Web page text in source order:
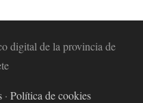
digital de la provincia de
· Política de cookies